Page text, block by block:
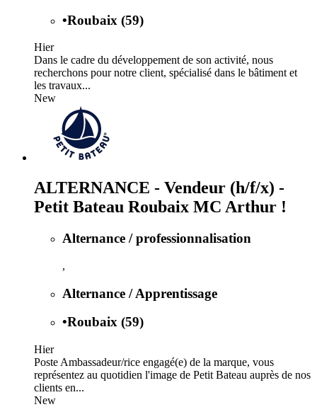
•Roubaix (59)
Hier
Dans le cadre du développement de son activité, nous
recherchons pour notre client, spécialisé dans le bâtiment et
les travaux...
New
ALTERNANCE - Vendeur (h/f/x) -
Petit Bateau Roubaix MC Arthur !
Alternance / professionnalisation
,
Alternance / Apprentissage
•Roubaix (59)
Hier
Poste Ambassadeur/rice engagé(e) de la marque, vous
représentez au quotidien l'image de Petit Bateau auprès de nos
clients en...
New